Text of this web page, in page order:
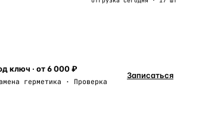
ключ · от 6 000 ₽
герметика · Проверка
Записаться